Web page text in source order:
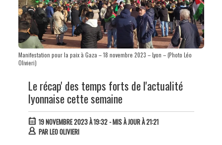
Manifestation pour la paix à Gaza – 18 novembre 2023 – Lyon – (Photo Léo
Olivieri)
Le récap' des temps forts de l'actualité
lyonnaise cette semaine
19 NOVEMBRE 2023 À 19:32- MIS À JOUR À 21:21
PARLEO OLIVIERI